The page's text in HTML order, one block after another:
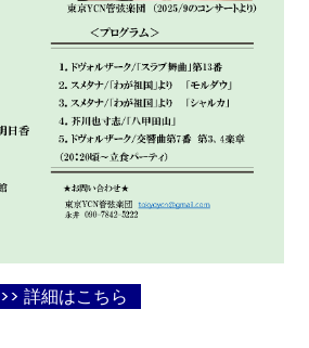
>> 詳細はこちら